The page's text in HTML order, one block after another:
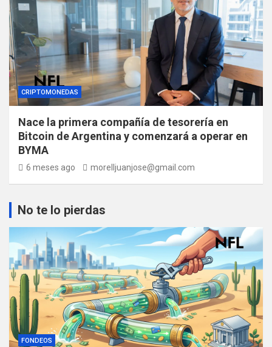
CRIPTOMONEDAS
Nace la primera compañía de tesorería en
Bitcoin de Argentina y comenzará a operar en
BYMA
6 meses ago morelljuanjose@gmail.com
No te lo pierdas
FONDEOS